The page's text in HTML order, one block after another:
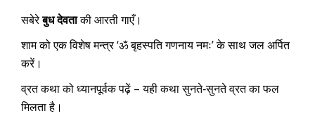
सबेरेबुध देवताकी आरती गाएँ।
शाम को एक विशेष मन्त्र ‘ॐ बृहस्पति गणनाय नमः’ के साथ जल अर्पित
करें।
व्रत कथा को ध्यानपूर्वक पढ़ें – यही कथा सुनते‑सुनते व्रत का फल
मिलता है।